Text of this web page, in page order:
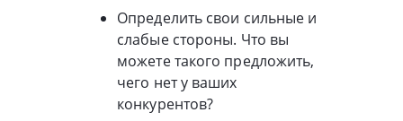
Определить свои сильные и
слабые стороны. Что вы
можете такого предложить,
чего нет у ваших
конкурентов?